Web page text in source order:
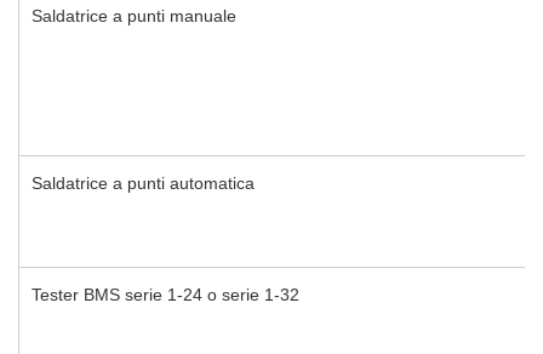
Saldatrice a punti manuale
Saldatrice a punti automatica
Tester BMS serie 1-24 o serie 1-32